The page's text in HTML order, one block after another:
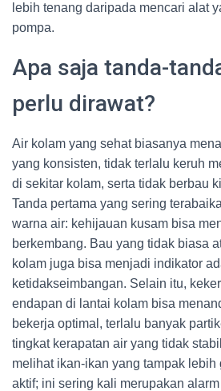
lebih tenang daripada mencari alat
pompa.
Apa saja tanda-
perlu dirawat?
Air kolam yang sehat biasanya
yang konsisten, tidak terlalu keruh
di sekitar kolam, serta tidak berbau
Tanda pertama yang sering
warna air: kehijauan kusam bisa
berkembang. Bau yang tidak biasa
kolam juga bisa menjadi indikator
ketidakseimbangan. Selain itu,
endapan di lantai kolam bisa
bekerja optimal, terlalu banyak
tingkat kerapatan air yang tidak
melihat ikan-ikan yang tampak lebih
aktif; ini sering kali merupakan